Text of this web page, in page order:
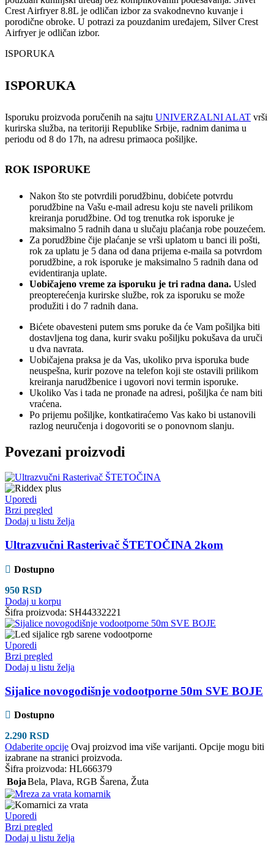
Crest Airfryer 8.8L je odličan izbor za svakodnevno kuvanje i
porodične obroke. U potrazi za pouzdanim uređajem, Silver Crest
Airfryer je odličan izbor.
ISPORUKA
ISPORUKA
Isporuku proizvoda poručenih na sajtu UNIVERZALNI ALAT vrši
kurirska služba, na teritoriji Republike Srbije, radnim danima u
periodu od 8 do 17h, na adresu primaoca pošiljke.
ROK ISPORUKE
Nakon što ste potvrdili porudžbinu, dobićete potvrdu
porudžbine na Vašu e-mail adresu koju ste naveli prilikom
kreiranja porudžbine. Od tog trenutka rok isporuke je
maksimalno 5 radnih dana u slučaju plaćanja robe pouzećem.
Za porudžbine čije plaćanje se vrši uplatom u banci ili pošti,
rok za uplatu je 5 dana od dana prijema e-maila sa potvrdom
porudžbine, a rok isporuke je maksimalno 5 radnih dana od
evidentiranja uplate.
Uobičajeno vreme za isporuku je tri radna dana. Usled
preopterećenja kurirske službe, rok za isporuku se može
produžiti i do 7 radnih dana.
Bićete obavesteni putem sms poruke da će Vam pošiljka biti
dostavljena tog dana, kurir svaku pošiljku pokušava da uruči
u dva navrata.
Uobičajena praksa je da Vas, ukoliko prva isporuka bude
neuspešna, kurir pozove na telefon koji ste ostavili prilikom
kreiranja narudžbenice i ugovori novi termin isporuke.
Ukoliko Vas i tada ne pronađe na adresi, pošiljka će nam biti
vraćena.
Po prijemu pošiljke, kontkatiraćemo Vas kako bi ustanovili
razlog neuručenja i dogovoriti se o ponovnom slanju.
Povezani proizvodi
Uporedi
Brzi pregled
Dodaj u listu želja
Ultrazvučni Rasterivač ŠTETOČINA 2kom
Dostupno
950 RSD
Dodaj u korpu
Šifra proizvoda: SH44332221
Uporedi
Brzi pregled
Dodaj u listu želja
Sijalice novogodišnje vodootporne 50m SVE BOJE
Dostupno
2.290 RSD
Odaberite opcije Ovaj proizvod ima više varijanti. Opcije mogu biti
izabrane na stranici proizvoda.
Šifra proizvoda: HL666379
BojaBela, Plava, RGB Šarena, Žuta
Uporedi
Brzi pregled
Dodaj u listu želja